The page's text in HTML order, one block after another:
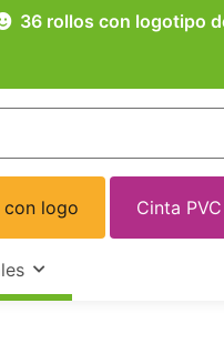
36 rollos con logotipo
con logo Cinta